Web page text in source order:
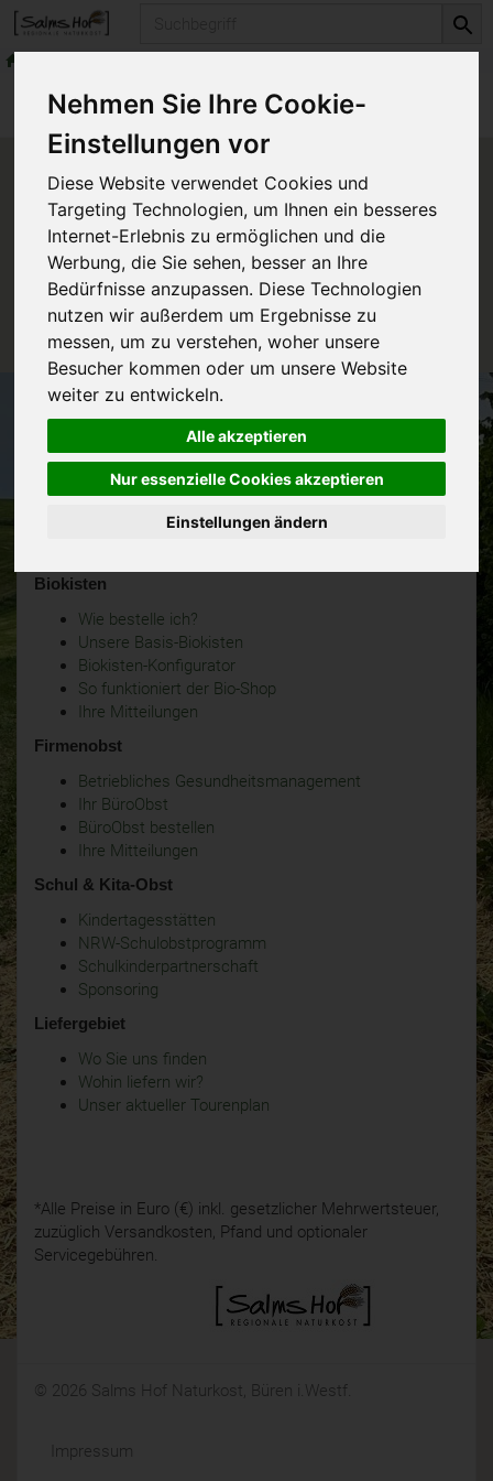
Nehmen Sie Ihre Cookie-
Einstellungen vor
Diese Website verwendet Cookies und
Targeting Technologien, um Ihnen ein besseres
Internet-Erlebnis zu ermöglichen und die
Werbung, die Sie sehen, besser an Ihre
Bedürfnisse anzupassen. Diese Technologien
nutzen wir außerdem um Ergebnisse zu
messen, um zu verstehen, woher unsere
Besucher kommen oder um unsere Website
weiter zu entwickeln.
Alle akzeptieren
Nur essenzielle Cookies akzeptieren
Einstellungen ändern
Produkte
Alles für den Bio-Garten
Bio-Sämereien
Produkt "Calendula" nicht
verfügbar.
Das von Ihnen gesuchte Produkt ist leider zur Zeit
nicht verfügbar.
Biokisten
Wie bestelle ich?
Unsere Basis-Biokisten
Biokisten-Konfigurator
So funktioniert der Bio-Shop
Ihre Mitteilungen
Firmenobst
Betriebliches Gesundheitsmanagement
Ihr BüroObst
BüroObst bestellen
Ihre Mitteilungen
Schul & Kita-Obst
Kindertagesstätten
NRW-Schulobstprogramm
Schulkinderpartnerschaft
Sponsoring
Liefergebiet
Wo Sie uns finden
Wohin liefern wir?
Unser aktueller Tourenplan
*Alle Preise in Euro (€) inkl. gesetzlicher Mehrwertsteuer,
zuzüglich Versandkosten, Pfand und optionaler
Servicegebühren.
© 2026 Salms Hof Naturkost, Büren i.Westf.
Impressum